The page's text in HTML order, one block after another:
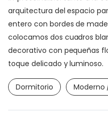
arquitectura del espacio
entero con bordes de
colocamos dos cuadros
decorativo con pequeñas
toque delicado y luminoso.
Dormitorio Moderno